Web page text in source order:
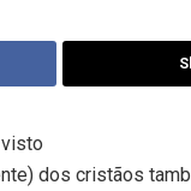
dos cristãos